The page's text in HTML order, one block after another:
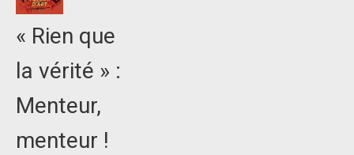
« Rien que
la vérité » :
Menteur,
menteur !